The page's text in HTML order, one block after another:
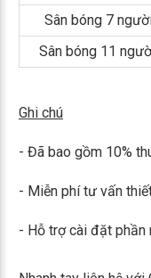
Sân bóng 7
Sân bóng 11
Ghi chú
- Đã bao gồm 10%
- Miễn phí tư vấn
- Hỗ trợ cài đặt phần